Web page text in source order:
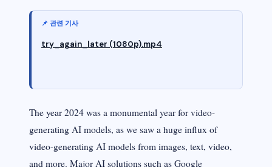
try_again_later (1080p).mp4
딥마인드 베오로 만든 영상
The year 2024 was a monumental year for video-
generating AI models, as we saw a huge influx of
video-generating AI models from images, text, video,
and more. Major AI solutions such as Google